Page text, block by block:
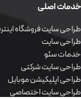
خدمات اصلی
طراحی سایت فروشگاه
طراحی سایت
خدمات سئو
طراحی سایت شرکتی
طراحی اپلیکیشن موبایل
طراحی سایت اختصاصی